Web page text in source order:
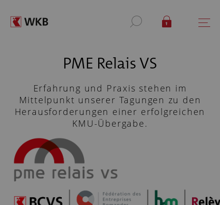
PME Relais VS
Erfahrung und Praxis stehen im
Mittelpunkt unserer Tagungen zu den
Herausforderungen einer erfolgreichen
KMU-Übergabe.